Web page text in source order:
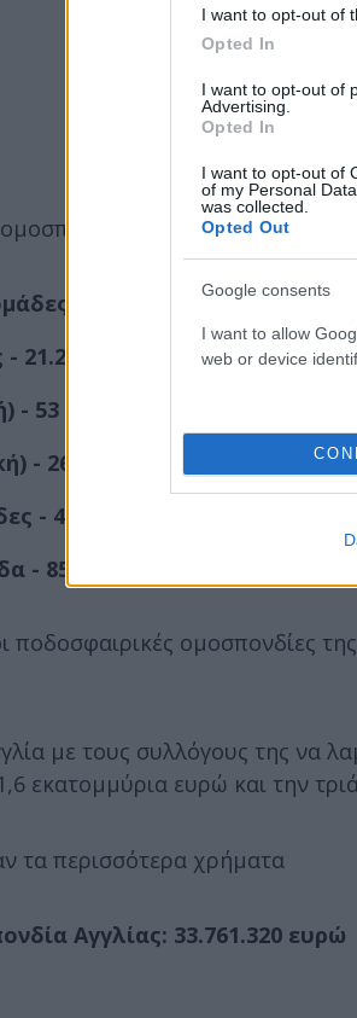
I want to opt-out of
Opted In
I want to opt-out of
Advertising.
Opted In
I want to opt-out of
of my Personal
was collected.
Opted Out
Google consents
I want to allow
web or device
- 142.252.078 ευρώ
21.294.433 ευρώ
- 53 ομάδες - 13.831.946 ευρώ
- 26 ομάδες - 5.230.684 ευρώ
- 4.091.092 ευρώ
- 85.775 ευρώ
ομοσπονδίες
με τους συλλόγους της να
εκατομμύρια ευρώ και την
τα περισσότερα χρήματα
Αγγλίας: 33.761.320 ευρώ